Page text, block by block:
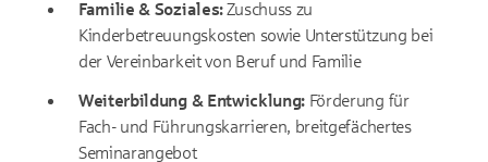
Familie & Soziales:Zuschuss zu
Kinderbetreuungskosten sowie Unterstützung bei
der Vereinbarkeit von Beruf und Familie
Weiterbildung & Entwicklung: Förderung für
Fach- und Führungskarrieren, breitgefächertes
Seminarangebot